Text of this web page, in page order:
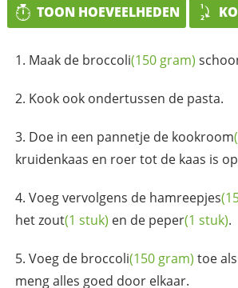
TOON HOEVEELHEDEN
Maak de broccoli(150 gram)
Kook ook ondertussen de pasta.
Doe in een pannetje de kookroom
kruidenkaas en roer tot de kaas is
Voeg vervolgens de hamreepjes
hetzout(1 stuk) en de peper(1 stuk).
Voeg de broccoli(150 gram) toe
meng alles goed door elkaar.